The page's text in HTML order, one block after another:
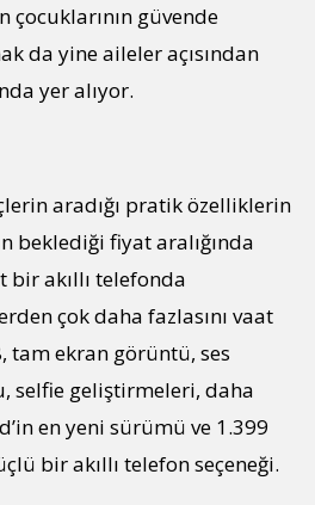
güvende
da yine aileler açısından
yer alıyor.
aradığı pratik özelliklerin
beklediği fiyat aralığında
bir akıllı telefonda
çok daha fazlasını vaat
tam ekran görüntü, ses
selfie geliştirmeleri, daha
en yeni sürümü ve 1.399
bir akıllı telefon seçeneği.